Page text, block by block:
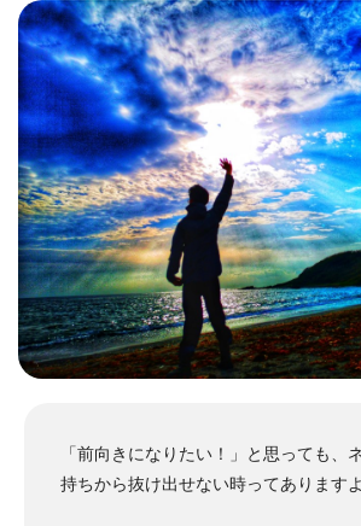
「前向きになりたい！」と思っても、
持ちから抜け出せない時ってありますよ